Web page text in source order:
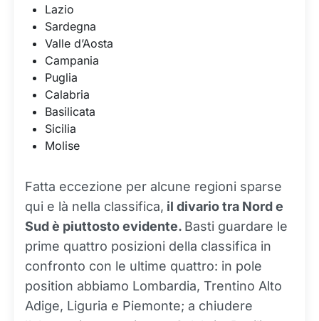
Lazio
Sardegna
Valle d’Aosta
Campania
Puglia
Calabria
Basilicata
Sicilia
Molise
Fatta eccezione per alcune regioni sparse
qui e là nella classifica, il divario tra Nord e
Sud è piuttosto evidente. Basti guardare le
prime quattro posizioni della classifica in
confronto con le ultime quattro: in pole
position abbiamo Lombardia, Trentino Alto
Adige, Liguria e Piemonte; a chiudere